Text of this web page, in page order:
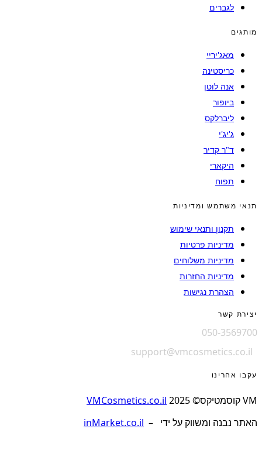
לגברים
מותגים
מאג'יריי
כריסטינה
אנה לוטן
ביופור
ליברלקס
ג'יג'י
ד"ר קדיר
היקארי
תפוח
תנאי משתמש ומדיניות
תקנון ותנאי שימוש
מדיניות פרטיות
מדיניות משלוחים
מדיניות החזרות
הצהרת נגישות
יצירת קשר
050-3569700
support@vmcosmetics.co.il
עקבו אחרינו
VM קוסמטיקס© 2025
VMCosmetics.co.il
האתר נבנה ומשווק על ידי – inMarket.co.il